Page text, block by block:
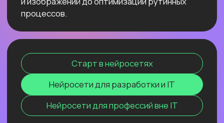
Нейросети для разработки и IT
ОНЛАЙН-СЕМИНАР
ПО ПЕРПЛЕКСИТИ ИИ ДЛЯ
ПЕДАГОГОВ И РЕПЕТИТОРОВ
Соберем «вау-урок» для ваших
учеников и студентов за минуты
и расскажем, как сделать это
стабильной практикой.
Узнать подробнее